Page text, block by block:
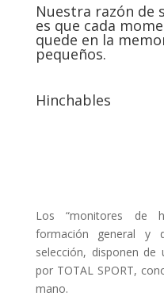
Nuestra razón de
es que cada
quede en la
pequeños.
Hinchables
Los “monitores de
formación general y
selección, disponen
por TOTAL SPORT,
mano.